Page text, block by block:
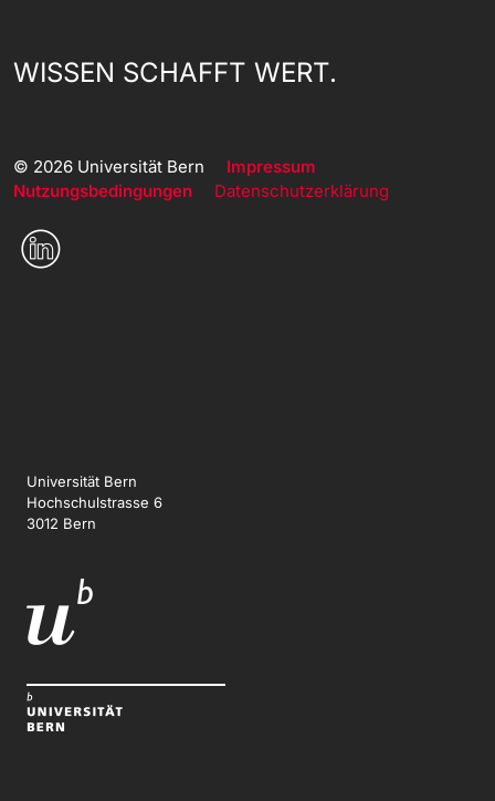
WISSEN SCHAFFT WERT.
© 2026 Universität Bern Impressum
Nutzungsbedingungen
Datenschutzerklärung
Universität Bern
Hochschulstrasse 6
3012 Bern